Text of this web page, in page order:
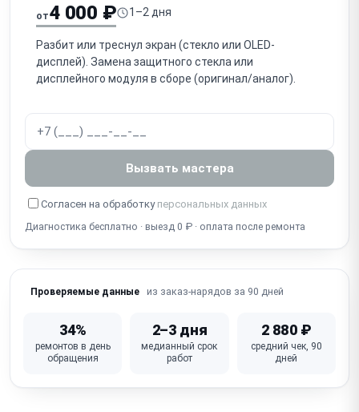
Не работает Touch ID / кнопка Home (привязана к
плате)
Не работает основная / фронтальная камера
Нет громкого звука / не работает громкоговоритель
(speaker)
Собеседник не слышит / не работает микрофон
Попадание воды / окисление (несмотря на IP-
защиту)
блокировка iCloud
Не работает кнопка питания / громкости /
от4 000 ₽ 1–2 дня
Разбит или треснул экран (стекло или OLED-
дисплей). Замена защитного стекла или
дисплейного модуля в сборе (оригинал/аналог).
Вызвать мастера
Согласен на обработку персональных данных
Диагностика бесплатно · выезд 0 ₽ · оплата после ремонта
Проверяемые данные из заказ-нарядов за 90 дней
34%
ремонтов в день
обращения
2–3 дня
медианный срок
работ
2 880 ₽
средний чек, 90
дней